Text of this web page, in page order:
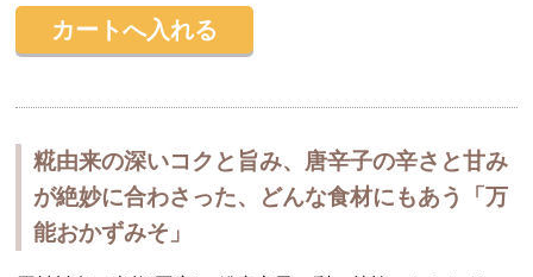
糀由来の深いコクと旨み、唐辛子の辛さと甘み
が絶妙に合わさった、どんな食材にもあう「万
能おかずみそ」